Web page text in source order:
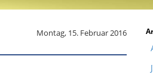
Montag, 15. Februar 2016